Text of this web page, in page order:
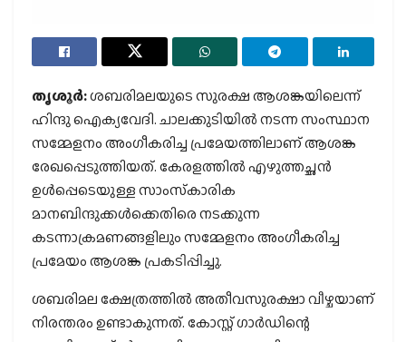
തൃശൂര്‍:ശബരിമലയുടെ സുരക്ഷ ആശങ്കയിലെന്ന്
ഹിന്ദു ഐക്യവേദി. ചാലക്കുടിയില്‍ നടന്ന സംസ്ഥാന
സമ്മേളനം അംഗീകരിച്ച പ്രമേയത്തിലാണ് ആശങ്ക
രേഖപ്പെടുത്തിയത്. കേരളത്തില്‍ എഴുത്തച്ഛന്‍
ഉള്‍പ്പെടെയുള്ള സാംസ്‌കാരിക
മാനബിന്ദുക്കള്‍ക്കെതിരെ നടക്കുന്ന
കടന്നാക്രമണങ്ങളിലും സമ്മേളനം അംഗീകരിച്ച
പ്രമേയം ആശങ്ക പ്രകടിപ്പിച്ചു.
ശബരിമല ക്ഷേത്രത്തില്‍ അതീവസുരക്ഷാ വീഴ്ചയാണ്
നിരന്തരം ഉണ്ടാകുന്നത്. കോസ്റ്റ് ഗാര്‍ഡിന്റെ